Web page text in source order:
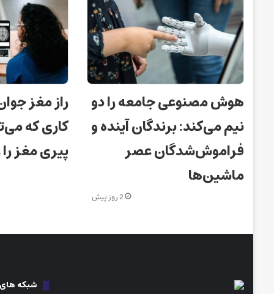
هوش مصنوعی جامعه را دو
نیم می‌کند: برندگان آینده و
فراموش‌شدگان عصر
ماشین‌ها
2 روز پیش
راز مغز
کاری که
پیری مغز
شبکه های